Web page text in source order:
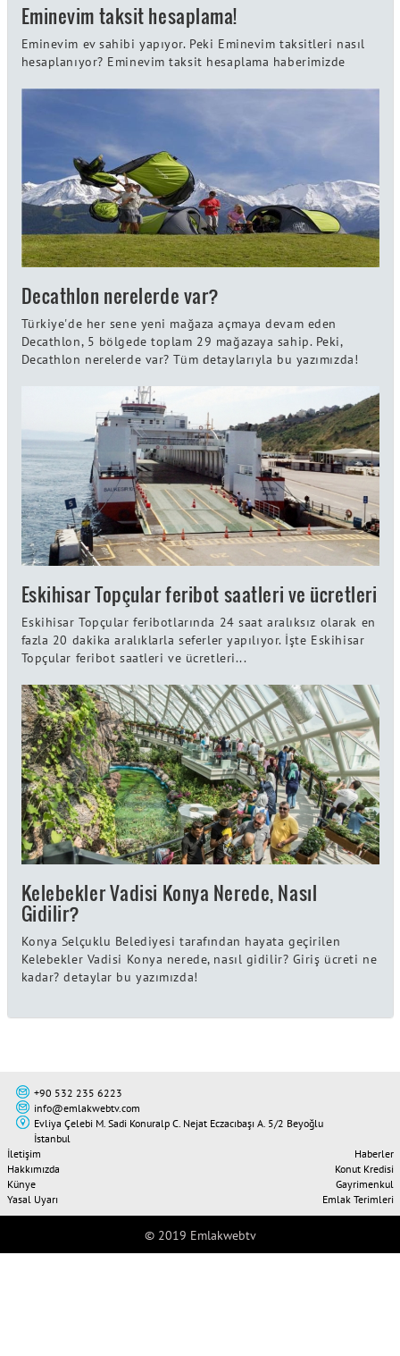
Eminevim taksit hesaplama!
Eminevim ev sahibi yapıyor. Peki Eminevim taksitleri nasıl
hesaplanıyor? Eminevim taksit hesaplama haberimizde
Decathlon nerelerde var?
Türkiye'de her sene yeni mağaza açmaya devam eden
Decathlon, 5 bölgede toplam 29 mağazaya sahip. Peki,
Decathlon nerelerde var? Tüm detaylarıyla bu yazımızda!
Eskihisar Topçular feribot saatleri ve ücretleri
Eskihisar Topçular feribotlarında 24 saat aralıksız olarak en
fazla 20 dakika aralıklarla seferler yapılıyor. İşte Eskihisar
Topçular feribot saatleri ve ücretleri...
Kelebekler Vadisi Konya Nerede, Nasıl
Gidilir?
Konya Selçuklu Belediyesi tarafından hayata geçirilen
Kelebekler Vadisi Konya nerede, nasıl gidilir? Giriş ücreti ne
kadar? detaylar bu yazımızda!
+90 532 235 6223
info@emlakwebtv.com
Evliya Çelebi M. Sadi Konuralp C. Nejat Eczacıbaşı A. 5/2 Beyoğlu
İstanbul
İletişim
Hakkımızda
Künye
Yasal Uyarı
Haberler
Konut Kredisi
Gayrimenkul
Emlak Terimleri
© 2019 Emlakwebtv